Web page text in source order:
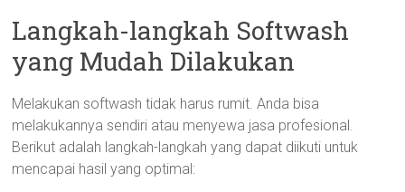
Langkah-langkah Softwash
yang Mudah Dilakukan
Melakukan softwash tidak harus rumit. Anda bisa
melakukannya sendiri atau menyewa jasa profesional.
Berikut adalah langkah-langkah yang dapat diikuti untuk
mencapai hasil yang optimal: